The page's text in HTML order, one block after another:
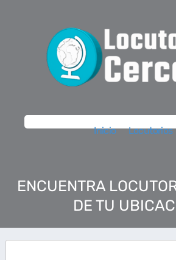
Inicio Locutorios
ENCUENTRA
DE TU